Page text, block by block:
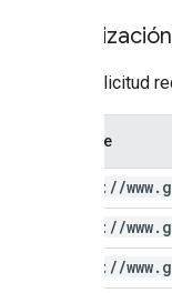
Autorización
Esta solicitud
Alcance
https: //www.
https: //www.
https: //www.